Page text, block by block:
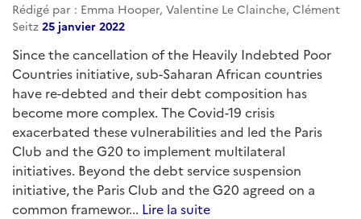
Rédigé par : Emma Hooper, Valentine Le Clainche, Clément
Seitz 25 janvier 2022
Since the cancellation of the Heavily Indebted Poor
Countries initiative, sub-Saharan African countries
have re-debted and their debt composition has
become more complex. The Covid-19 crisis
exacerbated these vulnerabilities and led the Paris
Club and the G20 to implement multilateral
initiatives. Beyond the debt service suspension
initiative, the Paris Club and the G20 agreed on a
common framewor... Lire la suite